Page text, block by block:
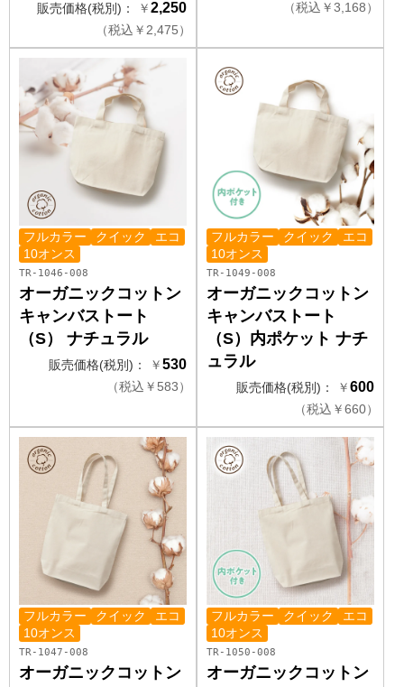
販売価格(税別)： ￥2,250
（税込 ￥2,475）
（税込 ￥3,168）
フルカラー クイック
エコ
10オンス
TR-1046-008
オーガニックコットン
キャンバストート
（S） ナチュラル
販売価格(税別)： ￥530
（税込 ￥ 583）
フルカラー クイック
エコ
10オンス
TR-1049-008
オーガニックコットン
キャンバストート
（S）内ポケット ナチ
ュラル
販売価格(税別)： ￥600
（税込 ￥660）
フルカラー クイック
エコ
10オンス
TR-1047-008
オーガニックコットン
フルカラー クイック
エコ
10オンス
TR-1050-008
オーガニックコットン